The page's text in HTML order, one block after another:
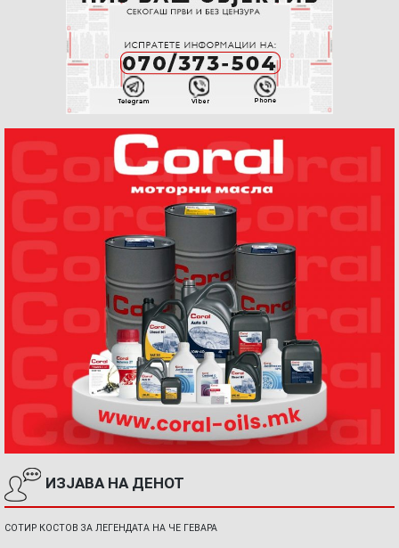
ИЗЈАВА НА ДЕНОТ
СОТИР КОСТОВ ЗА ЛЕГЕНДАТА НА ЧЕ ГЕВАРА